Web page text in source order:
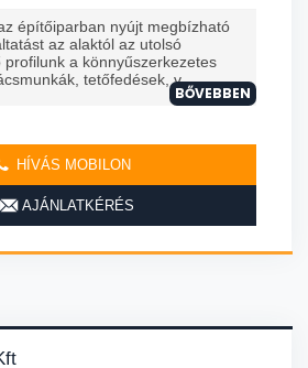
építőiparban nyújt megbízható
az alaktól az utolsó
profilunk a könnyűszerkezetes
tetőfedések, v...
BŐVEBBEN
HÍVÁS MOBILON
AJÁNLATKÉRÉS